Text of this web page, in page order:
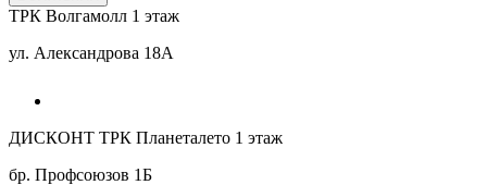
ТРК Волгамолл 1 этаж
ул. Александрова 18А
ДИСКОНТ ТРК Планеталето 1 этаж
бр. Профсоюзов 1Б